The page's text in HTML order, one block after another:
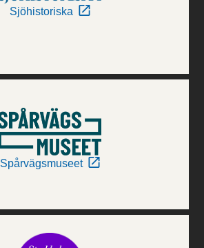
Sjöhistoriska
Spårvägsmuseet